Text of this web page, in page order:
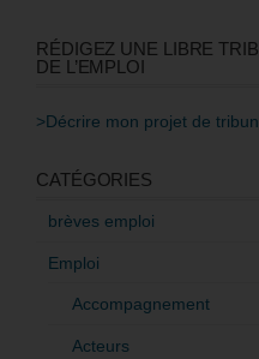
RÉDIGEZ UNE LIBRE
DE L’EMPLOI
>Décrire mon projet de
CATÉGORIES
brèves emploi
Emploi
Accompagnement
Acteurs